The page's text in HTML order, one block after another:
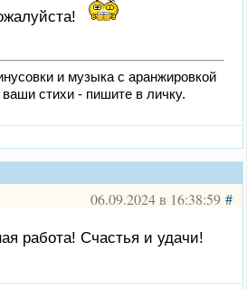
и музыка с аранжировкой
ваши стихи - пишите в личку.
06.09.2024 в 16:38:59#
работа! Счастья и удачи!